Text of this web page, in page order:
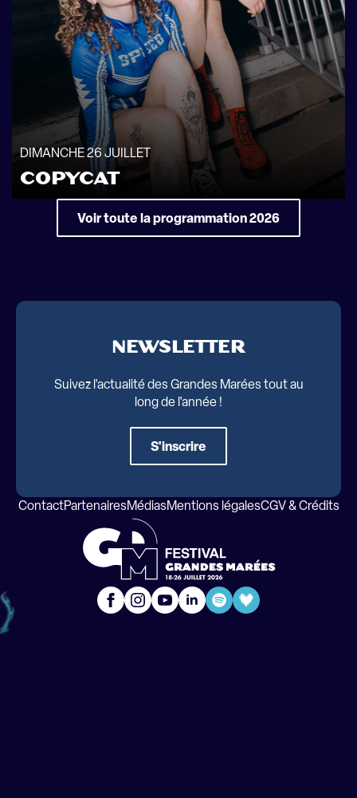
DIMANCHE 26 JUILLET
COPYCAT
Voir toute la programmation 2026
NEWSLETTER
Suivez l'actualité des Grandes Marées tout au
long de l'année !
S'inscrire
ContactPartenairesMédiasMentions légalesCGV & Crédits